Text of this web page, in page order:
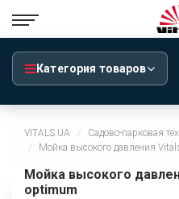
Категория товаров
VITALS.UA Садово-парковая
Мойка высокого давления
Мойка высокого
optimum